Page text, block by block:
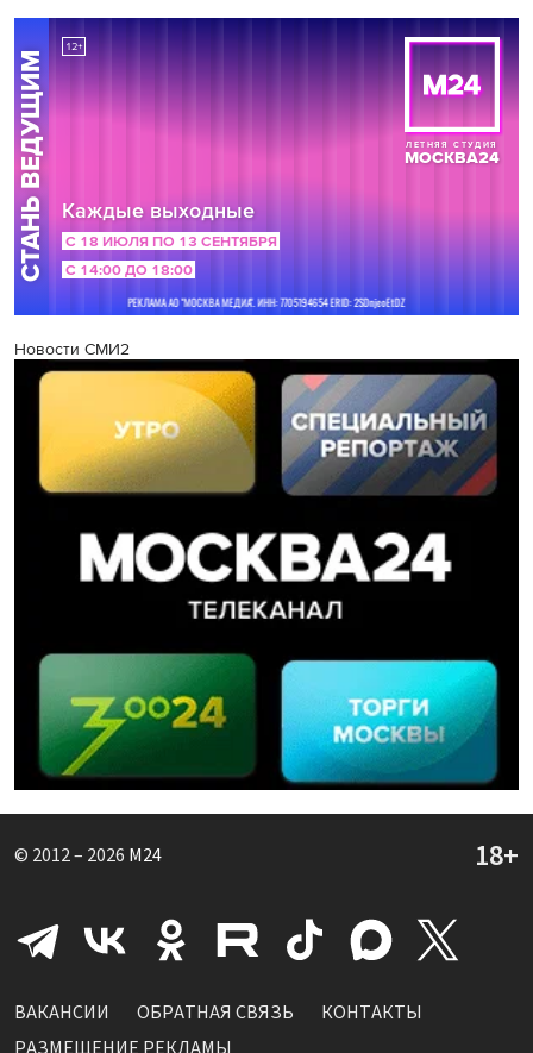
Новости СМИ2
© 2012 – 2026 M24
ВАКАНСИИ ОБРАТНАЯ СВЯЗЬ
КОНТАКТЫ